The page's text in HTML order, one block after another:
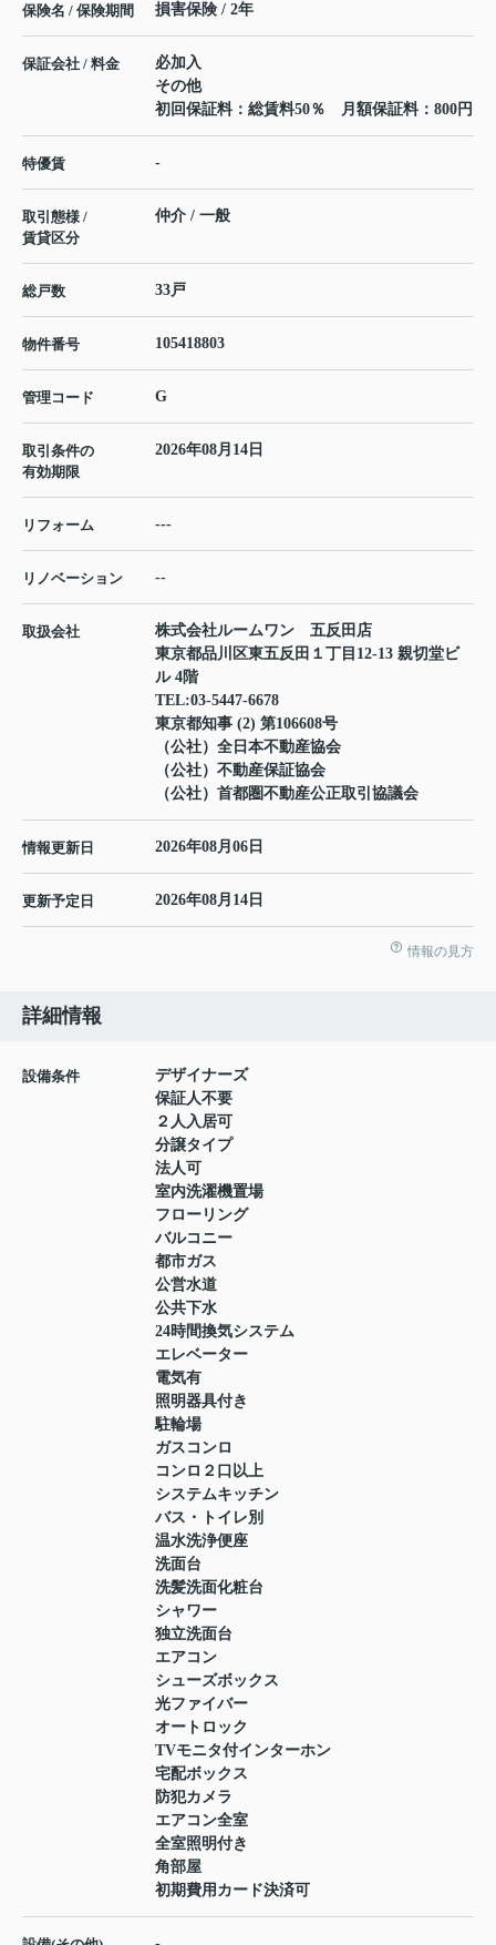
保険名 / 保険期間 損害保険 / 2年
保証会社 / 料金
必加入
その他
初回保証料：総賃料50％ 月額保証料：800円
特優賃 -
取引態様 /
賃貸区分
仲介 / 一般
総戸数 33戸
物件番号 105418803
管理コード G
取引条件の
有効期限
2026年08月14日
リフォーム ---
リノベーション --
取扱会社
株式会社ルームワン 五反田店
東京都品川区東五反田１丁目12-13 親切堂ビ
ル 4階
TEL:03-5447-6678
東京都知事 (2) 第106608号
（公社）全日本不動産協会
（公社）不動産保証協会
（公社）首都圏不動産公正取引協議会
情報更新日 2026年08月06日
更新予定日 2026年08月14日
情報の見方
詳細情報
設備条件
デザイナーズ
保証人不要
２人入居可
分譲タイプ
法人可
室内洗濯機置場
フローリング
バルコニー
都市ガス
公営水道
公共下水
24時間換気システム
エレベーター
電気有
照明器具付き
駐輪場
ガスコンロ
コンロ２口以上
システムキッチン
バス・トイレ別
温水洗浄便座
洗面台
洗髪洗面化粧台
シャワー
独立洗面台
エアコン
シューズボックス
光ファイバー
オートロック
TVモニタ付インターホン
宅配ボックス
防犯カメラ
エアコン全室
全室照明付き
角部屋
初期費用カード決済可